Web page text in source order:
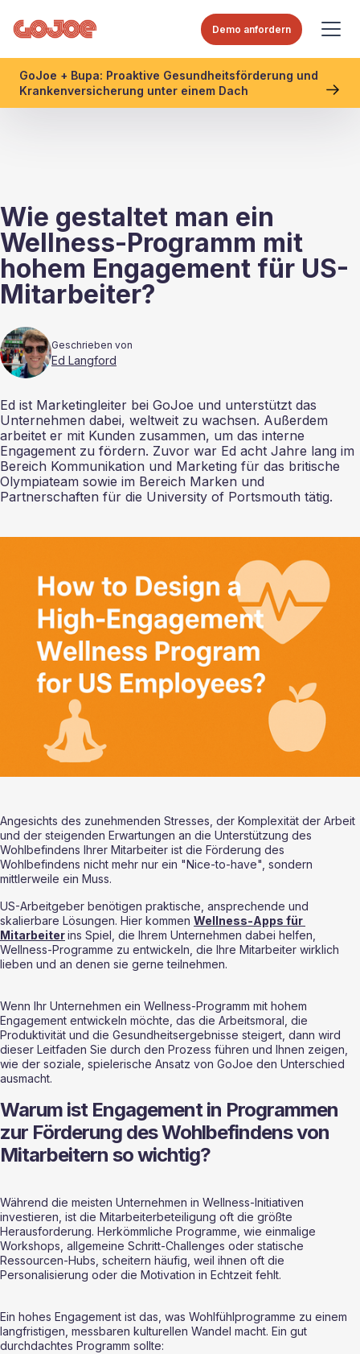
Demo anfordern
GoJoe + Bupa: Proaktive Gesundheitsförderung und
Krankenversicherung unter einem Dach
Wie gestaltet man ein
Wellness-Programm mit
hohem Engagement für US-
Mitarbeiter?
Geschrieben von
Ed Langford
Ed ist Marketingleiter bei GoJoe und unterstützt das
Unternehmen dabei, weltweit zu wachsen. Außerdem
arbeitet er mit Kunden zusammen, um das interne
Engagement zu fördern. Zuvor war Ed acht Jahre lang im
Bereich Kommunikation und Marketing für das britische
Olympiateam sowie im Bereich Marken und
Partnerschaften für die University of Portsmouth tätig.
Angesichts des zunehmenden Stresses, der Komplexität der Arbeit
und der steigenden Erwartungen an die Unterstützung des
Wohlbefindens Ihrer Mitarbeiter ist die Förderung des
Wohlbefindens nicht mehr nur ein "Nice-to-have", sondern
mittlerweile ein Muss.
US-Arbeitgeber benötigen praktische, ansprechende und
skalierbare Lösungen. Hier kommen Wellness-Apps für
Mitarbeiterins Spiel, die Ihrem Unternehmen dabei helfen,
Wellness-Programme zu entwickeln, die Ihre Mitarbeiter wirklich
lieben und an denen sie gerne teilnehmen.
Wenn Ihr Unternehmen ein Wellness-Programm mit hohem
Engagement entwickeln möchte, das die Arbeitsmoral, die
Produktivität und die Gesundheitsergebnisse steigert, dann wird
dieser Leitfaden Sie durch den Prozess führen und Ihnen zeigen,
wie der soziale, spielerische Ansatz von GoJoe den Unterschied
ausmacht.
Warum ist Engagement in Programmen
zur Förderung des Wohlbefindens von
Mitarbeitern so wichtig?
Während die meisten Unternehmen in Wellness-Initiativen
investieren, ist die Mitarbeiterbeteiligung oft die größte
Herausforderung. Herkömmliche Programme, wie einmalige
Workshops, allgemeine Schritt-Challenges oder statische
Ressourcen-Hubs, scheitern häufig, weil ihnen oft die
Personalisierung oder die Motivation in Echtzeit fehlt.
Ein hohes Engagement ist das, was Wohlfühlprogramme zu einem
langfristigen, messbaren kulturellen Wandel macht. Ein gut
durchdachtes Programm sollte: